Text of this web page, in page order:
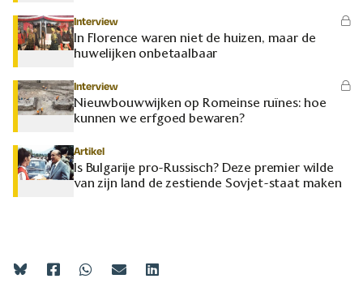
Interview
In Florence waren niet de huizen, maar de
huwelijken onbetaalbaar
Interview
Nieuwbouwwijken op Romeinse ruïnes: hoe
kunnen we erfgoed bewaren?
Artikel
Is Bulgarije pro-Russisch? Deze premier wilde
van zijn land de zestiende Sovjet-staat maken